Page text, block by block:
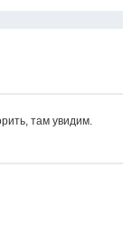
там увидим.